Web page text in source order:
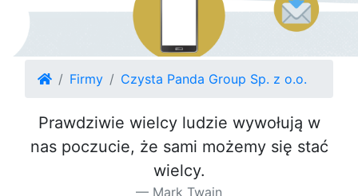
Firmy Czysta Panda Group Sp. z o.o.
Prawdziwie wielcy ludzie wywołują w
nas poczucie, że sami możemy się stać
wielcy.
Mark Twain